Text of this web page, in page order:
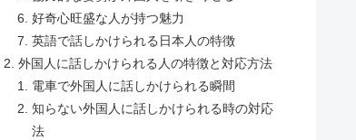
好奇心旺盛な人が持つ魅力
英語で話しかけられる日本人の特徴
外国人に話しかけられる人の特徴と対応方法
電車で外国人に話しかけられる瞬間
知らない外国人に話しかけられる時の対応
法